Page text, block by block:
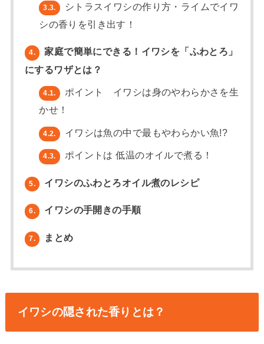
3.3.
シトラスイワシの作り方・ライムでイワ
シの香りを引き出す！
4.
家庭で簡単にできる！イワシを「ふわとろ」
にするワザとは？
4.1.
ポイント イワシは身のやわらかさを生
かせ！
4.2. イワシは魚の中で最もやわらかい魚!?
4.3. ポイントは 低温のオイルで煮る！
5. イワシのふわとろオイル煮のレシピ
6. イワシの手開きの手順
7. まとめ
イワシの隠された香りとは？